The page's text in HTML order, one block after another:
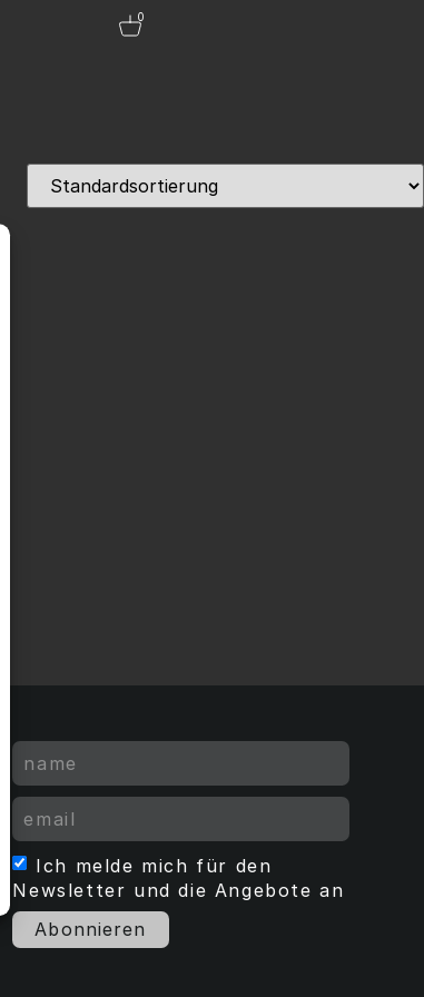
0
Ich melde mich für den
Newsletter und die Angebote an
Abonnieren